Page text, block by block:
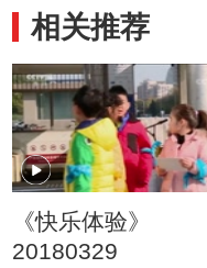
相关推荐
《快乐体验》
20180329